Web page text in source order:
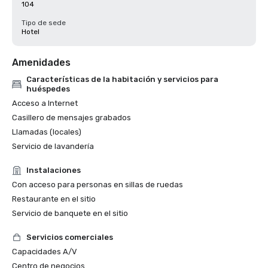
104
Tipo de sede
Hotel
Amenidades
Características de la habitación y servicios para
huéspedes
Acceso a Internet
Casillero de mensajes grabados
Llamadas (locales)
Servicio de lavandería
Instalaciones
Con acceso para personas en sillas de ruedas
Restaurante en el sitio
Servicio de banquete en el sitio
Servicios comerciales
Capacidades A/V
Centro de negocios